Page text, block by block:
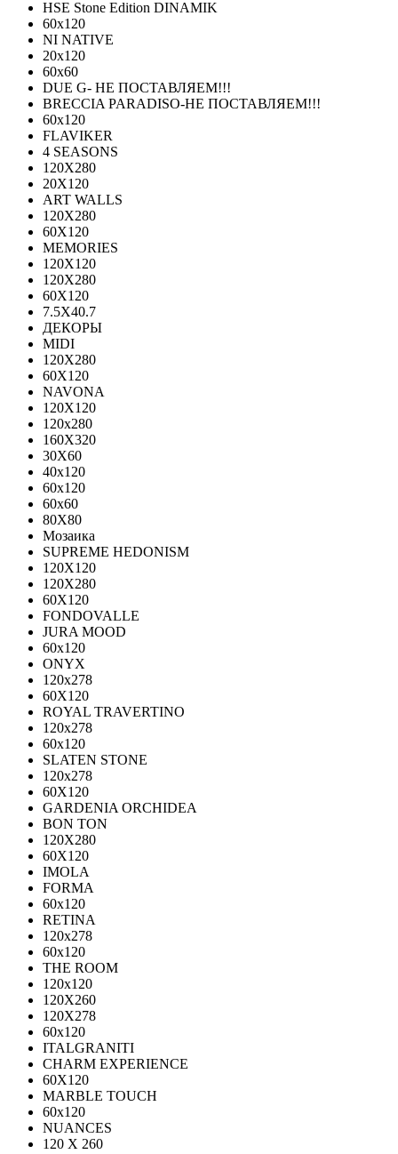
HSE Stone Edition DINAMIK
60x120
NI NATIVE
20х120
60х60
DUE G- НЕ ПОСТАВЛЯЕМ!!!
BRECCIA PARADISO-НЕ ПОСТАВЛЯЕМ!!!
60х120
FLAVIKER
4 SEASONS
120Х280
20X120
ART WALLS
120Х280
60Х120
MEMORIES
120X120
120X280
60Х120
7.5X40.7
ДЕКОРЫ
MIDI
120Х280
60Х120
NAVONA
120X120
120x280
160X320
30X60
40x120
60x120
60x60
80X80
Мозаика
SUPREME HEDONISM
120X120
120X280
60X120
FONDOVALLE
JURA MOOD
60х120
ONYX
120х278
60X120
ROYAL TRAVERTINO
120х278
60х120
SLATEN STONE
120х278
60X120
GARDENIA ORCHIDEA
BON TON
120X280
60X120
IMOLA
FORMA
60x120
RETINA
120x278
60x120
THE ROOM
120x120
120X260
120X278
60x120
ITALGRANITI
CHARM EXPERIENCE
60X120
MARBLE TOUCH
60х120
NUANCES
120 X 260